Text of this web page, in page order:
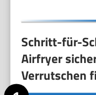
Schritt-für-
Airfryer
Verrutschen